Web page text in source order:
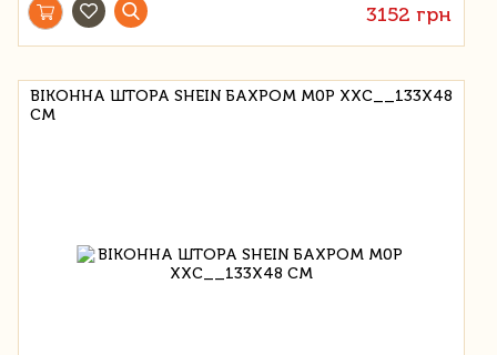
3152 грн
ВІКОННА ШТОРА SHEIN БАХРОМ M0P XXC__133X48
СМ